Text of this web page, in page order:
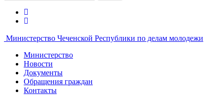
Министерство Чеченской Республики по делам молодежи
Министерство
Новости
Документы
Обращения граждан
Контакты